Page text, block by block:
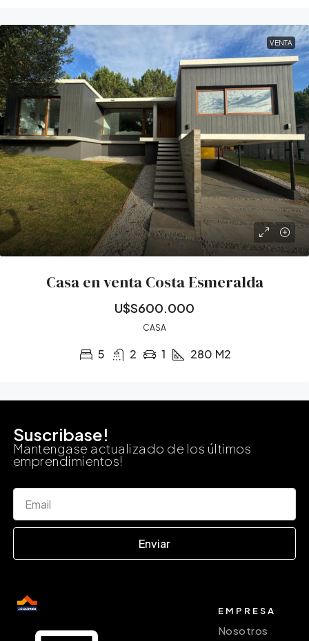
VENTA
Casa en venta Costa Esmeralda
U$S600.000
CASA
5 2 1 280 M2
Suscribase!
Mantengase actualizado de los últimos
emprendimientos!
Enviar
EMPRESA
Nosotros